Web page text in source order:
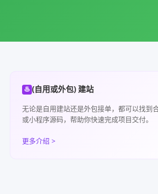
♨ (自用或外包) 建站
无论是自用建站还是外包接单，都可以找到
或小程序源码，帮助你快速完成项目交付。
更多介绍 >